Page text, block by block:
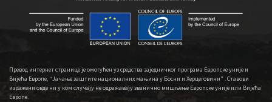
Превод интернет странице је омогућен уз средства заједничког програма Европске уније и
Вијећа Европе, “Јачање заштите националних мањина у Босни и Херцеговини” . Ставови
изражени овде ни у ком случају не одражавају званично мишљење Европске уније или Вијећа
Европе.